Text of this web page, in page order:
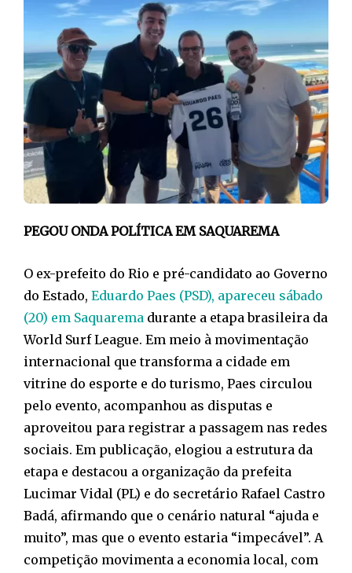
PEGOU ONDA POLÍTICA EM SAQUAREMA
O ex-prefeito do Rio e pré-candidato ao Governo
do Estado, Eduardo Paes (PSD), apareceu sábado
(20) em Saquarema durante a etapa brasileira da
World Surf League. Em meio à movimentação
internacional que transforma a cidade em
vitrine do esporte e do turismo, Paes circulou
pelo evento, acompanhou as disputas e
aproveitou para registrar a passagem nas redes
sociais. Em publicação, elogiou a estrutura da
etapa e destacou a organização da prefeita
Lucimar Vidal (PL) e do secretário Rafael Castro
Badá, afirmando que o cenário natural “ajuda e
muito”, mas que o evento estaria “impecável”. A
competição movimenta a economia local, com